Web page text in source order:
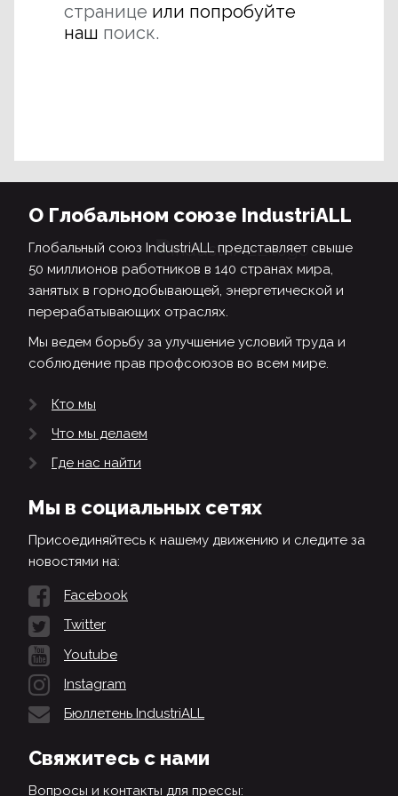
странице или попробуйте
наш поиск.
О Глобальном союзе IndustriALL
Глобальный союз IndustriALL представляет свыше
50 миллионов работников в 140 странах мира,
занятых в горнодобывающей, энергетической и
перерабатывающих отраслях.
Мы ведем борьбу за улучшение условий труда и
соблюдение прав профсоюзов во всем мире.
Кто мы
Что мы делаем
Где нас найти
Мы в социальных сетях
Присоединяйтесь к нашему движению и следите за
новостями на:
Facebook
Twitter
Youtube
Instagram
Бюллетень IndustriALL
Свяжитесь с нами
Вопросы и контакты для прессы: